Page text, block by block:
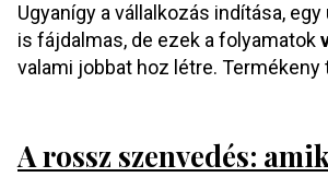
Ugyanígy a vállalkozás indítása,
is fájdalmas, de ezek a folyamatok
valami jobbat hoz létre.
A rossz szenvedés: